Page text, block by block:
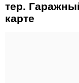
тер.
карте